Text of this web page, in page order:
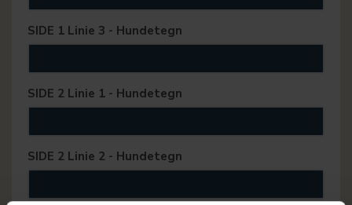
SIDE 1 Linie 3 - Hundetegn
SIDE 2 Linie 1 - Hundetegn
SIDE 2 Linie 2 - Hundetegn